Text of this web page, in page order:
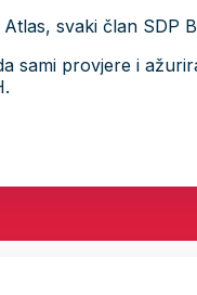
svaki član SDP
sami provjere i